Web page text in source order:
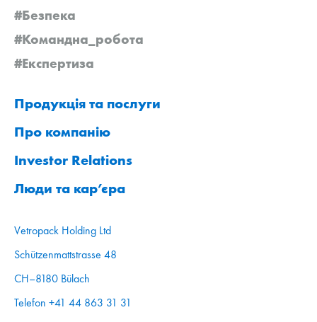
#Безпека
#Командна_робота
#Експертиза
Продукція та послуги
Про компанію
Investor Relations
Люди та кар’єра
Vetropack Holding Ltd
Schützenmattstrasse 48
CH–8180 Bülach
Telefon +41 44 863 31 31